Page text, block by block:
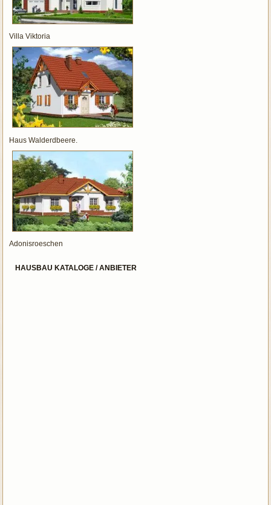
Villa Viktoria
Haus Walderdbeere.
Adonisroeschen
HAUSBAU KATALOGE / ANBIETER